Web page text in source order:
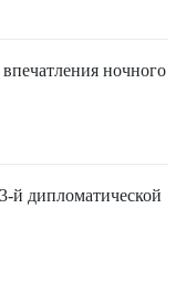
ночного
й дипломатической